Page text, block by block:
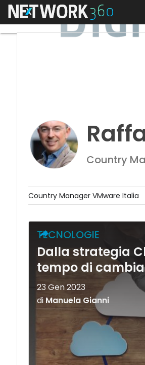
Menu
Country
Country Manager VMware Italia
TECNOLOGIE
Dalla strategia
tempo di
23 Gen 2023
di Manuela Gianni